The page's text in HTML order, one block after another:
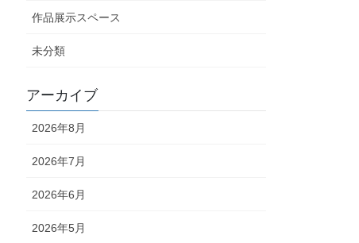
作品展示スペース
未分類
アーカイブ
2026年8月
2026年7月
2026年6月
2026年5月